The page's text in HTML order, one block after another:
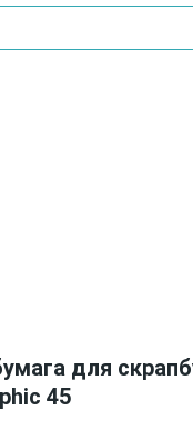
для
45